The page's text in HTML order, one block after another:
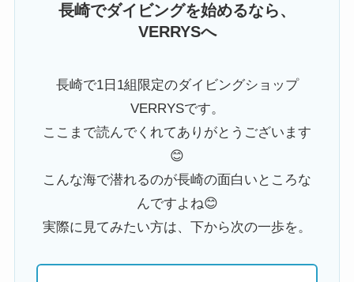
長崎でダイビングを始めるなら、
VERRYSへ
長崎で1日1組限定のダイビングショップ
VERRYSです。
ここまで読んでくれてありがとうございます
😊
こんな海で潜れるのが長崎の面白いところな
んですよね😊
実際に見てみたい方は、下から次の一歩を。